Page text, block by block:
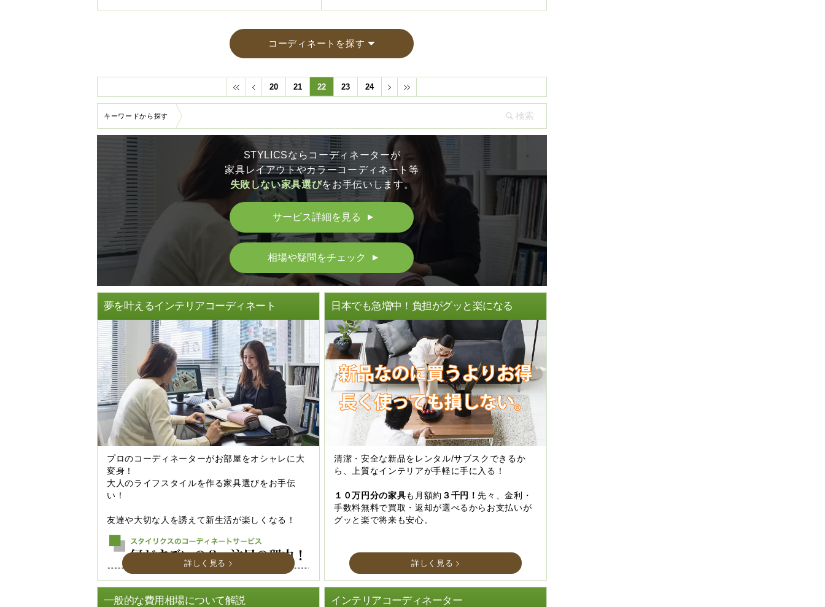
コーディネートを探す
20 21 22 23 24
キーワードから探す
STYLICSならコーディネーターが
家具レイアウトやカラーコーディネート等
失敗しない家具選びをお手伝いします。
サービス詳細を見る ▲
相場や疑問をチェック ▲
夢を叶えるインテリアコーディネート
プロのコーディネーターがお部屋をオシャレに大
変身！
大人のライフスタイルを作る家具選びをお手伝
い！
友達や大切な人を誘えて新生活が楽しくなる！
詳しく見る
日本でも急増中！負担がグッと楽になる
清潔・安全な新品をレンタル/サブスクできるか
ら、上質なインテリアが手軽に手に入る！
１０万円分の家具も月額約 ３千円！先々、金利・
手数料無料で買取・返却が選べるからお支払いが
グッと楽で将来も安心。
詳しく見る
一般的な費用相場について解説 インテリアコーディネーター